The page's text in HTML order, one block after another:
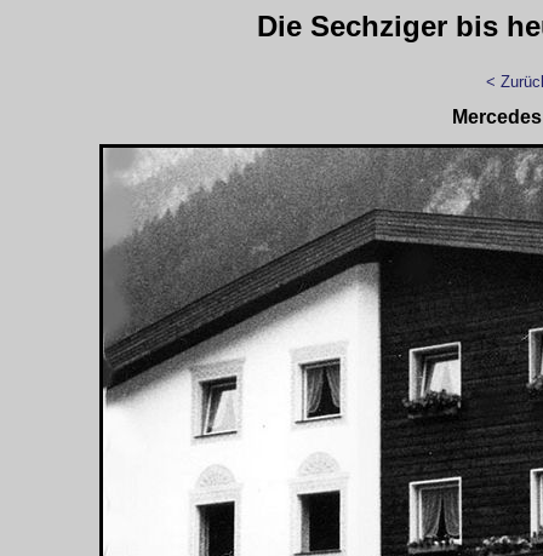
Die Sechziger bis
<